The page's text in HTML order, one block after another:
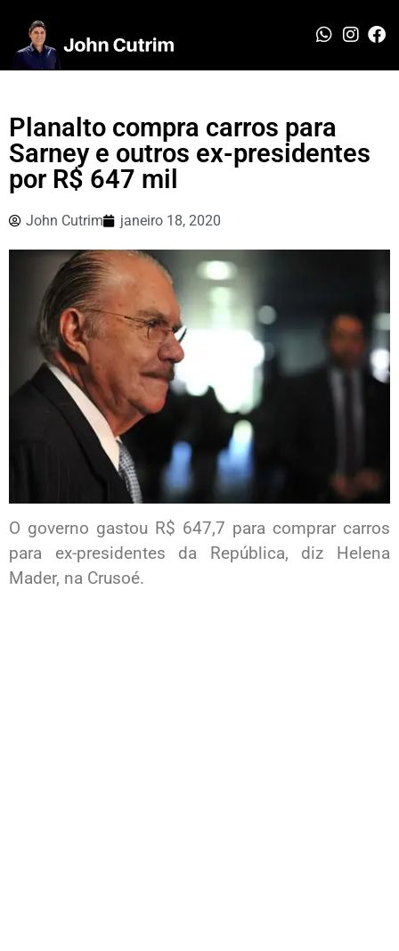
Planalto compra carros para
Sarney e outros ex-presidentes
por R$ 647 mil
John Cutrim janeiro 18, 2020
O governo gastou R$ 647,7 para comprar carros
para ex-presidentes da República, diz Helena
Mader, na Crusoé.